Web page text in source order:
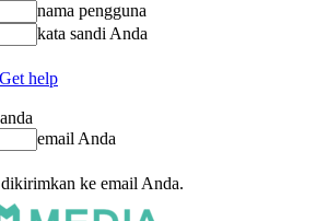
nama pengguna
kata sandi Anda
help
email Anda
ke email Anda.